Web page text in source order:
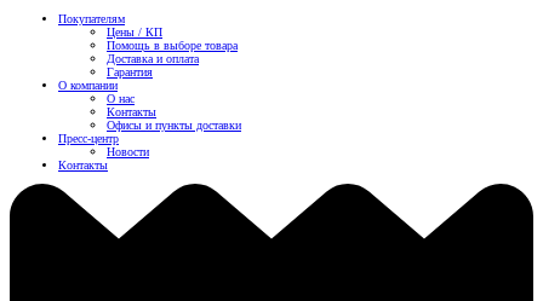
Покупателям
Цены / КП
Помощь в выборе товара
Доставка и оплата
Гарантия
О компании
О нас
Контакты
Офисы и пункты доставки
Пресс-центр
Новости
Контакты